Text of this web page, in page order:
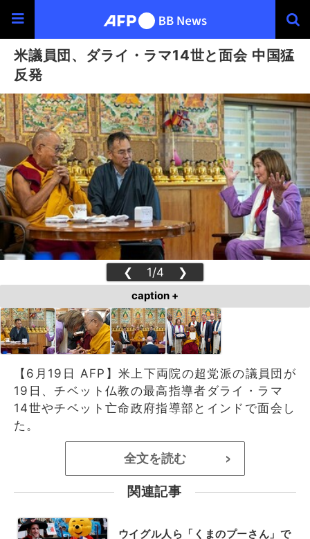
米議員団、ダライ・ラマ14世と面会 中国猛
反発
❮ 1/4 ❯
caption +
【6月19日 AFP】米上下両院の超党派の議員団が
19日、チベット仏教の最高指導者ダライ・ラマ
14世やチベット亡命政府指導部とインドで面会し
た。
全文を読む >
関連記事
ウイグル人ら「くまのプーさん」で